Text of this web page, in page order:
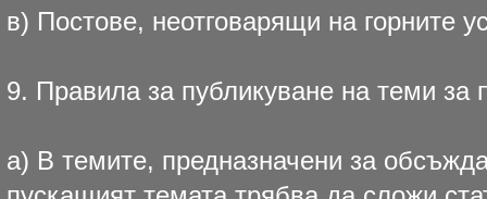
в) Постове, неотговарящи на горните
9. Правила за публикуване на теми за
а) В темите, предназначени за